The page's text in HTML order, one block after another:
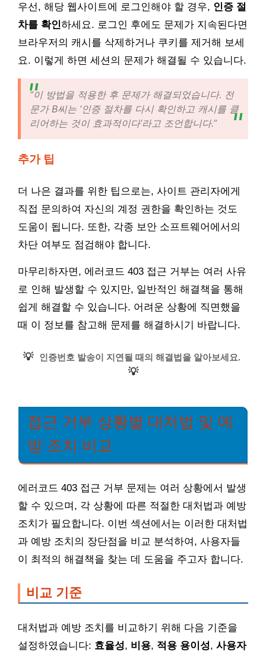
우선, 해당 웹사이트에 로그인해야 할 경우, 인증 절
차를 확인하세요. 로그인 후에도 문제가 지속된다면
브라우저의 캐시를 삭제하거나 쿠키를 제거해 보세
요. 이렇게 하면 세션의 문제가 해결될 수 있습니다.
“이 방법을 적용한 후 문제가 해결되었습니다. 전
문가 B씨는 ‘인증 절차를 다시 확인하고 캐시를 클
리어하는 것이 효과적이다’라고 조언합니다.”
추가 팁
더 나은 결과를 위한 팁으로는, 사이트 관리자에게
직접 문의하여 자신의 계정 권한을 확인하는 것도
도움이 됩니다. 또한, 각종 보안 소프트웨어에서의
차단 여부도 점검해야 합니다.
마무리하자면, 에러코드 403 접근 거부는 여러 사유
로 인해 발생할 수 있지만, 일반적인 해결책을 통해
쉽게 해결할 수 있습니다. 어려운 상황에 직면했을
때 이 정보를 참고해 문제를 해결하시기 바랍니다.
💡 인증번호 발송이 지연될 때의 해결법을 알아보세요.
💡
접근 거부 상황별 대처법 및 예
방 조치 비교
에러코드 403 접근 거부 문제는 여러 상황에서 발생
할 수 있으며, 각 상황에 따른 적절한 대처법과 예방
조치가 필요합니다. 이번 섹션에서는 이러한 대처법
과 예방 조치의 장단점을 비교 분석하여, 사용자들
이 최적의 해결책을 찾는 데 도움을 주고자 합니다.
비교 기준
대처법과 예방 조치를 비교하기 위해 다음 기준을
설정하였습니다: 효율성, 비용, 적용 용이성, 사용자